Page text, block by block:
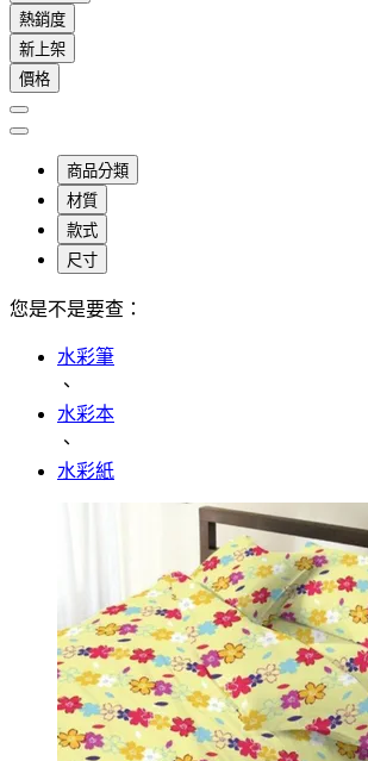
熱銷度
新上架
價格
商品分類
材質
款式
尺寸
您是不是要查：
水彩筆
、
水彩本
、
水彩紙